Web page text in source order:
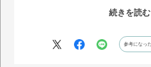
のでこれ履いて出かけるのが楽しみで
続きを読む
参考になった